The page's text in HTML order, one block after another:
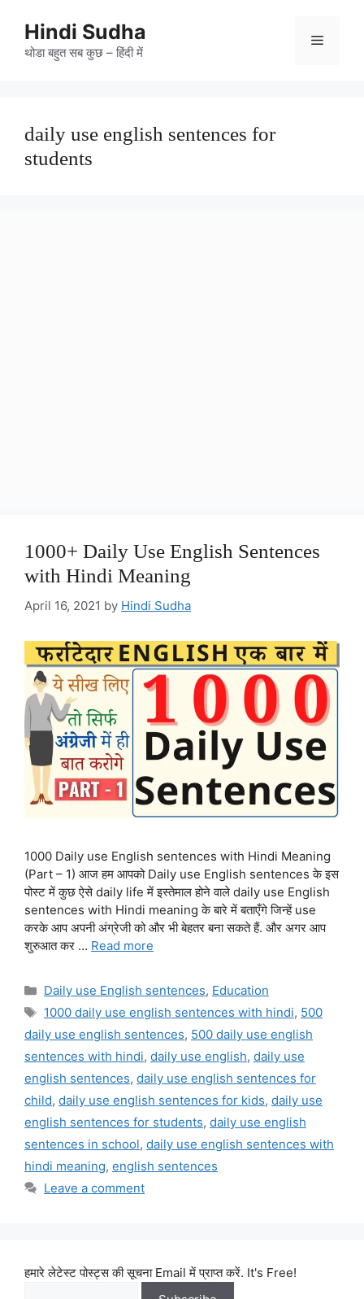
contentHindi Sudha
थोडा बहुत सब कुछ – हिंदी में
Menu
daily use english sentences for
students
1000+ Daily Use English Sentences
with Hindi Meaning
April 16, 2021 by Hindi Sudha
1000 Daily use English sentences with Hindi Meaning
(Part – 1) आज हम आपको Daily use English sentences के इस
पोस्ट में कुछ ऐसे daily life में इस्तेमाल होने वाले daily use English
sentences with Hindi meaning के बारे में बताएँगे जिन्हें use
करके आप अपनी अंग्रेजी को और भी बेहतर बना सकते हैं. और अगर आप
शुरुआत कर … Read more
Categories
Daily use English sentences, Education
Tags
1000 daily use english sentences with hindi, 500
daily use english sentences, 500 daily use english
sentences with hindi, daily use english, daily use
english sentences, daily use english sentences for
child, daily use english sentences for kids, daily use
english sentences for students, daily use english
sentences in school, daily use english sentences with
hindi meaning, english sentences
Leave a comment
हमारे लेटेस्ट पोस्ट्स की सूचना Email में प्राप्त करें. It's Free!